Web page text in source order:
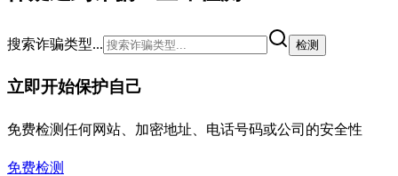
搜索诈骗类型... 检测
立即开始保护自己
免费检测任何网站、加密地址、电话号码或公司的安全性
免费检测